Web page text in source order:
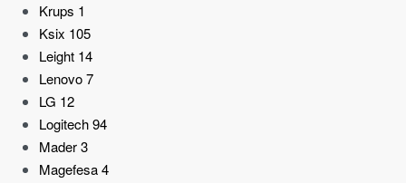
Krups 1
Ksix 105
Leight 14
Lenovo7
LG 12
Logitech94
Mader3
Magefesa4